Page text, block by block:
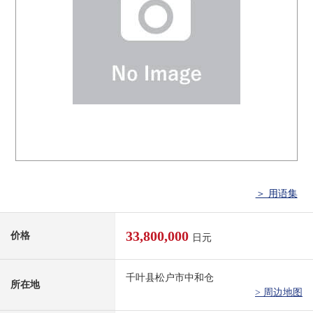
＞ 用语集
价格 33,800,000 日元
所在地
千叶县松户市中和仓
> 周边地图